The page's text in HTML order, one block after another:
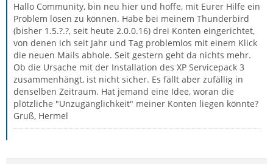
Hallo Community, bin neu hier und hoffe, mit Eurer Hilfe ein
Problem lösen zu können. Habe bei meinem Thunderbird
(bisher 1.5.?.?, seit heute 2.0.0.16) drei Konten eingerichtet,
von denen ich seit Jahr und Tag problemlos mit einem Klick
die neuen Mails abhole. Seit gestern geht da nichts mehr.
Ob die Ursache mit der Installation des XP Servicepack 3
zusammenhängt, ist nicht sicher. Es fällt aber zufällig in
denselben Zeitraum. Hat jemand eine Idee, woran die
plötzliche "Unzugänglichkeit" meiner Konten liegen könnte?
Gruß, Hermel